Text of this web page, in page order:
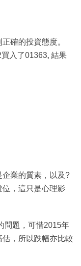
確的投資態度。
入了01363, 結果
業的質素，以及?
，這只是心理影
問題，可惜2015年
，所以跌幅亦比較